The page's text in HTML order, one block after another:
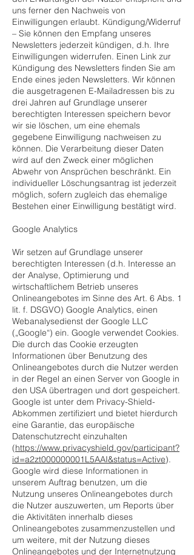
uns ferner den Nachweis von
Einwilligungen erlaubt. Kündigung/Widerruf
– Sie können den Empfang unseres
Newsletters jederzeit kündigen, d.h. Ihre
Einwilligungen widerrufen. Einen Link zur
Kündigung des Newsletters finden Sie am
Ende eines jeden Newsletters. Wir können
die ausgetragenen E-Mailadressen bis zu
drei Jahren auf Grundlage unserer
berechtigten Interessen speichern bevor
wir sie löschen, um eine ehemals
gegebene Einwilligung nachweisen zu
können. Die Verarbeitung dieser Daten
wird auf den Zweck einer möglichen
Abwehr von Ansprüchen beschränkt. Ein
individueller Löschungsantrag ist jederzeit
möglich, sofern zugleich das ehemalige
Bestehen einer Einwilligung bestätigt wird.
Google Analytics
Wir setzen auf Grundlage unserer
berechtigten Interessen (d.h. Interesse an
der Analyse, Optimierung und
wirtschaftlichem Betrieb unseres
Onlineangebotes im Sinne des Art. 6 Abs. 1
lit. f. DSGVO) Google Analytics, einen
Webanalysedienst der Google LLC
(„Google“) ein. Google verwendet Cookies.
Die durch das Cookie erzeugten
Informationen über Benutzung des
Onlineangebotes durch die Nutzer werden
in der Regel an einen Server von Google in
den USA übertragen und dort gespeichert.
Google ist unter dem Privacy-Shield-
Abkommen zertifiziert und bietet hierdurch
eine Garantie, das europäische
Datenschutzrecht einzuhalten
(https://www.privacyshield.gov/participant?
id=a2zt000000001L5AAI&status=Active).
Google wird diese Informationen in
unserem Auftrag benutzen, um die
Nutzung unseres Onlineangebotes durch
die Nutzer auszuwerten, um Reports über
die Aktivitäten innerhalb dieses
Onlineangebotes zusammenzustellen und
um weitere, mit der Nutzung dieses
Onlineangebotes und der Internetnutzung